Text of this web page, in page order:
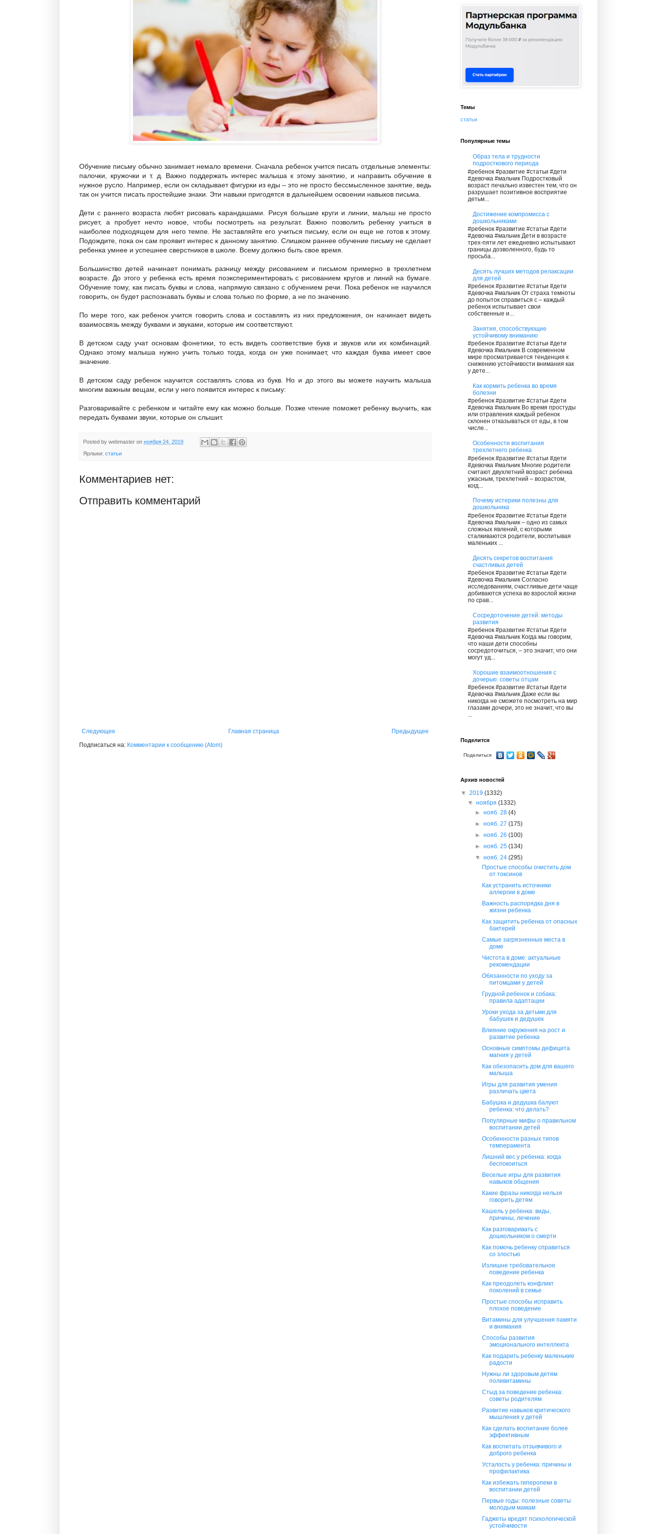
Обучение письму обычно занимает немало времени. Сначала ребенок учится писать отдельные элементы:
палочки, кружочки и т. д. Важно поддержать интерес малыша к этому занятию, и направить обучение в
нужное русло. Например, если он складывает фигурки из еды – это не просто бессмысленное занятие, ведь
так он учится писать простейшие знаки. Эти навыки пригодятся в дальнейшем освоении навыков письма.
Дети с раннего возраста любят рисовать карандашами. Рисуя большие круги и линии, малыш не просто
рисует, а пробует нечто новое, чтобы посмотреть на результат. Важно позволить ребенку учиться в
наиболее подходящем для него темпе. Не заставляйте его учиться письму, если он еще не готов к этому.
Подождите, пока он сам проявит интерес к данному занятию. Слишком раннее обучение письму не сделает
ребенка умнее и успешнее сверстников в школе. Всему должно быть свое время.
Большинство детей начинает понимать разницу между рисованием и письмом примерно в трехлетнем
возрасте. До этого у ребенка есть время поэкспериментировать с рисованием кругов и линий на бумаге.
Обучение тому, как писать буквы и слова, напрямую связано с обучением речи. Пока ребенок не научился
говорить, он будет распознавать буквы и слова только по форме, а не по значению.
По мере того, как ребенок учится говорить слова и составлять из них предложения, он начинает видеть
взаимосвязь между буквами и звуками, которые им соответствуют.
В детском саду учат основам фонетики, то есть видеть соответствие букв и звуков или их комбинаций.
Однако этому малыша нужно учить только тогда, когда он уже понимает, что каждая буква имеет свое
значение.
В детском саду ребенок научится составлять слова из букв. Но и до этого вы можете научить малыша
многим важным вещам, если у него появится интерес к письму:
Разговаривайте с ребенком и читайте ему как можно больше. Позже чтение поможет ребенку выучить, как
передать буквами звуки, которые он слышит.
Posted by webmaster on ноября 24, 2019
Ярлыки: статьи
Комментариев нет:
Отправить комментарий
Следующее Предыдущее
Главная страница
Подписаться на: Комментарии к сообщению (Atom)
Темы
статьи
Популярные темы
Образ тела и трудности
подросткового периода
#ребенок #развитие #статьи #дети
#девочка #мальчик Подростковый
возраст печально известен тем, что он
разрушает позитивное восприятие
детьм...
Достижение компромисса с
дошкольниками
#ребенок #развитие #статьи #дети
#девочка #мальчик Дети в возрасте
трех-пяти лет ежедневно испытывают
границы дозволенного, будь то
просьба...
Десять лучших методов релаксации
для детей
#ребенок #развитие #статьи #дети
#девочка #мальчик От страха темноты
до попыток справиться с – каждый
ребенок испытывает свои
собственные и...
Занятия, способствующие
устойчивому вниманию
#ребенок #развитие #статьи #дети
#девочка #мальчик В современном
мире просматривается тенденция к
снижению устойчивости внимания как
у дете...
Как кормить ребенка во время
болезни
#ребенок #развитие #статьи #дети
#девочка #мальчик Во время простуды
или отравления каждый ребенок
склонен отказываться от еды, в том
числе...
Особенности воспитания
трехлетнего ребенка
#ребенок #развитие #статьи #дети
#девочка #мальчик Многие родители
считают двухлетний возраст ребенка
ужасным, трехлетний – возрастом,
когд...
Почему истерики полезны для
дошкольника
#ребенок #развитие #статьи #дети
#девочка #мальчик – одно из самых
сложных явлений, с которыми
сталкиваются родители, воспитывая
маленьких ...
Десять секретов воспитания
счастливых детей
#ребенок #развитие #статьи #дети
#девочка #мальчик Согласно
исследованиям, счастливые дети чаще
добиваются успеха во взрослой жизни
по срав...
Сосредоточение детей: методы
развития
#ребенок #развитие #статьи #дети
#девочка #мальчик Когда мы говорим,
что наши дети способны
сосредоточиться, – это значит, что они
могут уд...
Хорошие взаимоотношения с
дочерью: советы отцам
#ребенок #развитие #статьи #дети
#девочка #мальчик Даже если вы
никогда не сможете посмотреть на мир
глазами дочери, это не значит, что вы
...
Поделится
Поделиться
Архив новостей
▼ 2019 (1332)
▼ноября(1332)
► нояб. 28 (4)
► нояб. 27 (175)
► нояб. 26 (100)
► нояб. 25 (134)
▼ нояб. 24 (295)
Простые способы очистить дом
от токсинов
Как устранить источники
аллергии в доме
Важность распорядка дня в
жизни ребенка
Как защитить ребенка от опасных
бактерий
Самые загрязненные места в
доме
Чистота в доме: актуальные
рекомендации
Обязанности по уходу за
питомцами у детей
Грудной ребенок и собака:
правила адаптации
Уроки ухода за детьми для
бабушек и дедушек
Влияние окружения на рост и
развитие ребенка
Основные симптомы дефицита
магния у детей
Как обезопасить дом для вашего
малыша
Игры для развития умения
различать цвета
Бабушка и дедушка балуют
ребенка: что делать?
Популярные мифы о правильном
воспитании детей
Особенности разных типов
темперамента
Лишний вес у ребенка: когда
беспокоиться
Веселые игры для развития
навыков общения
Какие фразы никогда нельзя
говорить детям
Кашель у ребенка: виды,
причины, лечение
Как разговаривать с
дошкольником о смерти
Как помочь ребенку справиться
со злостью
Излишне требовательное
поведение ребенка
Как преодолеть конфликт
поколений в семье
Простые способы исправить
плохое поведение
Витамины для улучшения памяти
и внимания
Способы развития
эмоционального интеллекта
Как подарить ребенку маленькие
радости
Нужны ли здоровым детям
поливитамины
Стыд за поведение ребенка:
советы родителям
Развитие навыков критического
мышления у детей
Как сделать воспитание более
эффективным
Как воспитать отзывчивого и
доброго ребенка
Усталость у ребенка: причины и
профилактика
Как избежать гиперопеки в
воспитании детей
Первые годы: полезные советы
молодым мамам
Гаджеты вредят психологической
устойчивости